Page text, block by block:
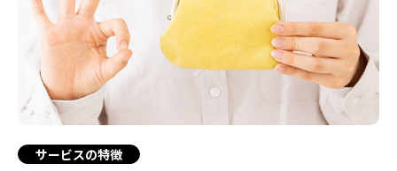
サービスの特徴